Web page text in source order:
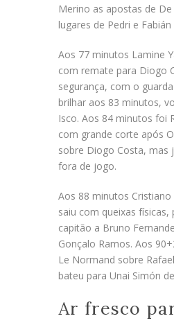
Merino as apostas de
lugares de Pedri e Fabián
Aos 77 minutos Lamine
com remate para Diogo
segurança, com o
brilhar aos 83 minutos,
Isco. Aos 84 minutos foi
com grande corte após
sobre Diogo Costa, mas
fora de jogo.
Aos 88 minutos
saiu com queixas físicas,
capitão a Bruno
Gonçalo Ramos. Aos
Le Normand sobre
bateu para Unai Simón
Ar fresco